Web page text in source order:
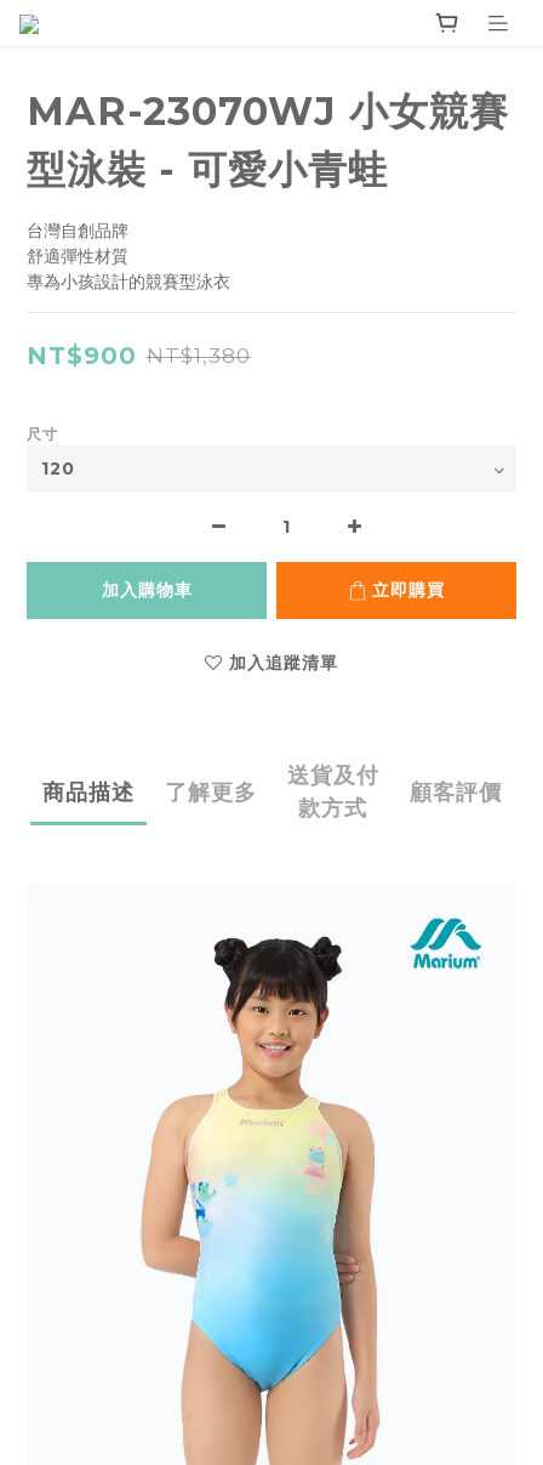
MAR-23070WJ 小女競賽
型泳裝 - 可愛小青蛙
台灣自創品牌
舒適彈性材質
專為小孩設計的競賽型泳衣
NT$900 NT$1,380
尺寸
加入購物車 立即購買
加入追蹤清單
商品描述 了解更多
送貨及付
款方式
顧客評價